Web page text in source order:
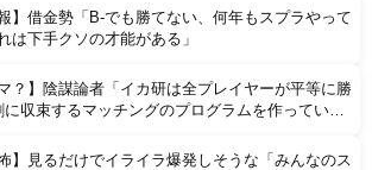
報】借金勢「B-でも勝てない、何年もスプラやって
は下手クソの才能がある」
マ？】陰謀論者「イカ研は全プレイヤーが平等に勝
に収束するマッチングのプログラムを作ってい
怖】見るだけでイライラ爆発しそうな「みんなのス